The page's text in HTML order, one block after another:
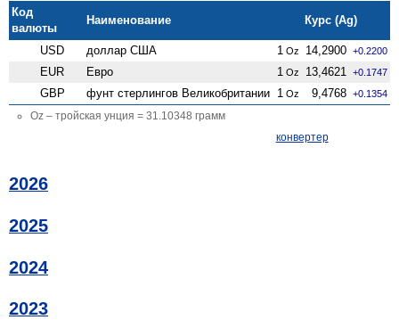
Код
валюты
Наименование Курс (Ag)
USD доллар США 1 Oz 14,2900 +0.2200
EUR Евро 1 Oz 13,4621 +0.1747
GBP фунт стерлингов Велико­британии 1 Oz 9,4768 +0.1354
Oz – тройская унция = 31.10348 грамм
конвертер
2026
2025
2024
2023